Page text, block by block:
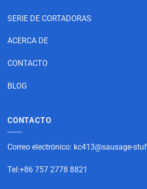
SERIE DE CORTADORAS
ACERCA DE
CONTACTO
BLOG
CONTACTO
Correo electrónico: kc413@sausage-
Tel:+86 757 2778 8821